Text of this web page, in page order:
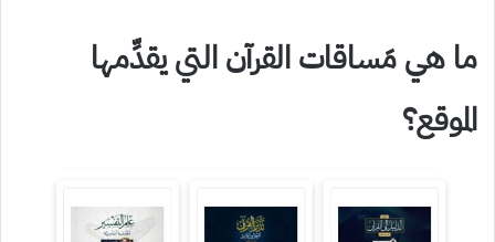
ما هي مَساقات القرآن التي يقدِّمها
الموقع؟